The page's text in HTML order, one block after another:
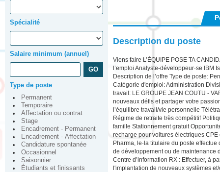
Spécialité
Salaire minimum (annuel)
Type de poste
Permanent
Temporaire
Affectation ou contrat
Stage
Encadrement - Permanent
Encadrement - Affectation
Candidature spontanée
Occasionnel
Saisonnier
Étudiants et finissants
Description du poste
Viens faire L’ÉQUIPE POSE TA
l’emploi Analyste-développeur·se IBM
Description de l’offre Type de poste:
Catégorie d'emploi: Administration
travail: LE GROUPE JEAN COUTU -
nouveaux défis et partager votre
l’équilibre travail/vie personnelle
Régime de retraite très compétitif
famille Stationnement gratuit
recharge pour voitures électriques
Pharma, le·la titulaire du poste
de développement ou de maintenance
Centre d’information RX : Effectuer, à
l'implantation de nouveaux systèmes